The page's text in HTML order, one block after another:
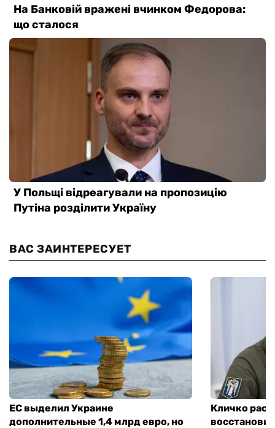
ВАС ЗАИНТЕРЕСУЕТ
ЕС выделил Украине
дополнительные 1,4 млрд евро, но
Кличко